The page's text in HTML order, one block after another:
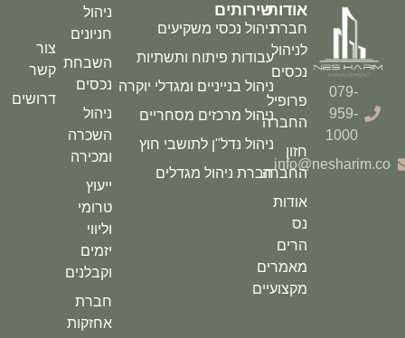
079-
959-
1000
info@nesharim.co
אודות
חברה
לניהול
נכסים
פרופיל
החברה
חזון
החברה
אודות
נס
הרים
מאמרים
מקצועיים
שירותים
ניהול נכסי משקיעים
עבודות פיתוח ותשתיות
ניהול בנייניים ומגדלי יוקרה
ניהול מרכזים מסחריים
ניהול נדל"ן לתושבי חוץ
חברת ניהול מגדלים
ניהול
חניונים
השבחת
נכסים
ניהול
השכרה
ומכירה
ייעוץ
טרומי
וליווי
יזמים
וקבלנים
חברת
אחזקות
צור
קשר
דרושים